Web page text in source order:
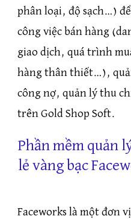
phân loại, độ sạch…)
công việc bán hàng
giao dịch, quá trình
hàng thân thiết…),
công nợ, quản lý thu
trên Gold Shop Soft.
Phần mềm quản
lẻ vàng bạc
Faceworks là một đơn